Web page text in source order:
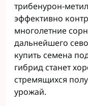
трибенурон-
эффективно
многолетние
дальнейшего
купить семена
гибрид станет
стремящихся
урожай.